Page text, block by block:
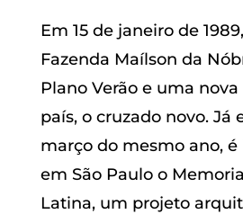
Em 15 de janeiro de
Fazenda Maílson da
Plano Verão e uma
país, o cruzado novo. Já
março do mesmo ano,
em São Paulo o
Latina, um projeto